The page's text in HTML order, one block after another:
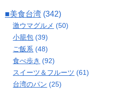
■美食台湾 (342)
激ウマグルメ (50)
小籠包 (39)
ご飯系 (48)
食べ歩き (92)
スイーツ＆フルーツ (61)
台湾のパン (25)